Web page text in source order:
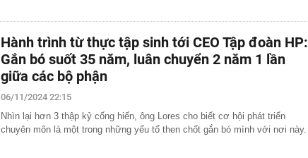
Hành trình từ thực tập sinh tới CEO Tập đoàn HP:
Gắn bó suốt 35 năm, luân chuyển 2 năm 1 lần
giữa các bộ phận
06/11/2024 22:15
Nhìn lại hơn 3 thập kỷ cống hiến, ông Lores cho biết cơ hội phát triển
chuyên môn là một trong những yếu tố then chốt gắn bó mình với nơi này.